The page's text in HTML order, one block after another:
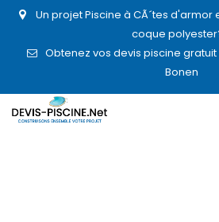
Un projet Piscine à CÃ´tes d'armor
coque
Obtenez vos devis piscine
Bonen